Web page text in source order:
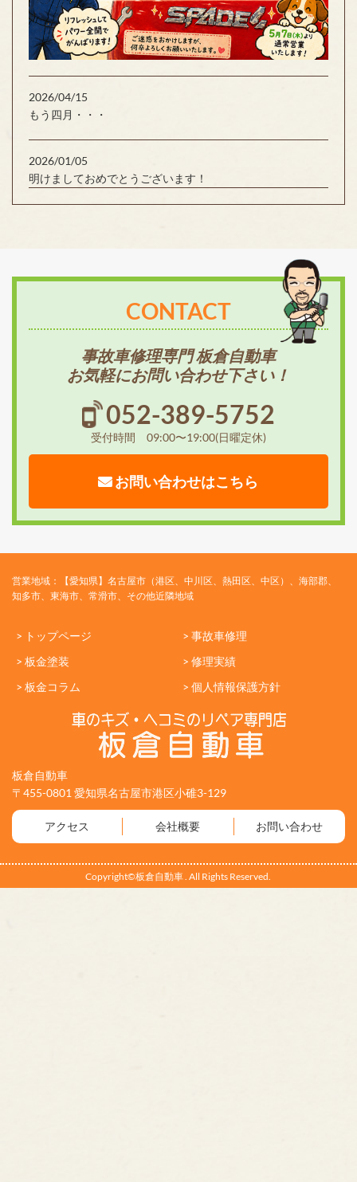
2026/04/15
もう四月・・・
2026/01/05
明けましておめでとうございます！
CONTACT
事故車修理専門 板倉自動車
お気軽にお問い合わせ下さい！
052-389-5752
受付時間 09:00〜19:00(日曜定休)
お問い合わせはこちら
営業地域：【愛知県】名古屋市（港区、中川区、熱田区、中区）、海部郡、
知多市、東海市、常滑市、その他近隣地域
> トップページ
> 事故車修理
> 板金塗装
> 修理実績
> 板金コラム
> 個人情報保護方針
板倉自動車
〒455-0801 愛知県名古屋市港区小碓3-129
アクセス 会社概要 お問い合わせ
Copyright©板倉自動車 . All Rights Reserved.